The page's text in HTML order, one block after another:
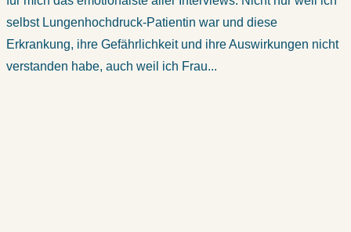
selbst Lungenhochdruck-Patientin war und diese
Erkrankung, ihre Gefährlichkeit und ihre Auswirkungen nicht
verstanden habe, auch weil ich Frau...